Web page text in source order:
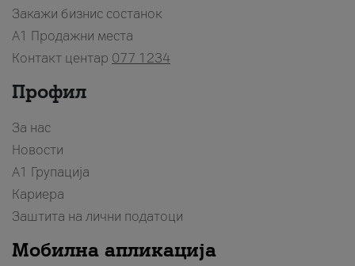
Закажи бизнис состанок
A1 Продажни места
Контакт центар 077 1234
Профил
За нас
Новости
А1 Групација
Кариера
Заштита на лични податоци
Мобилна апликација